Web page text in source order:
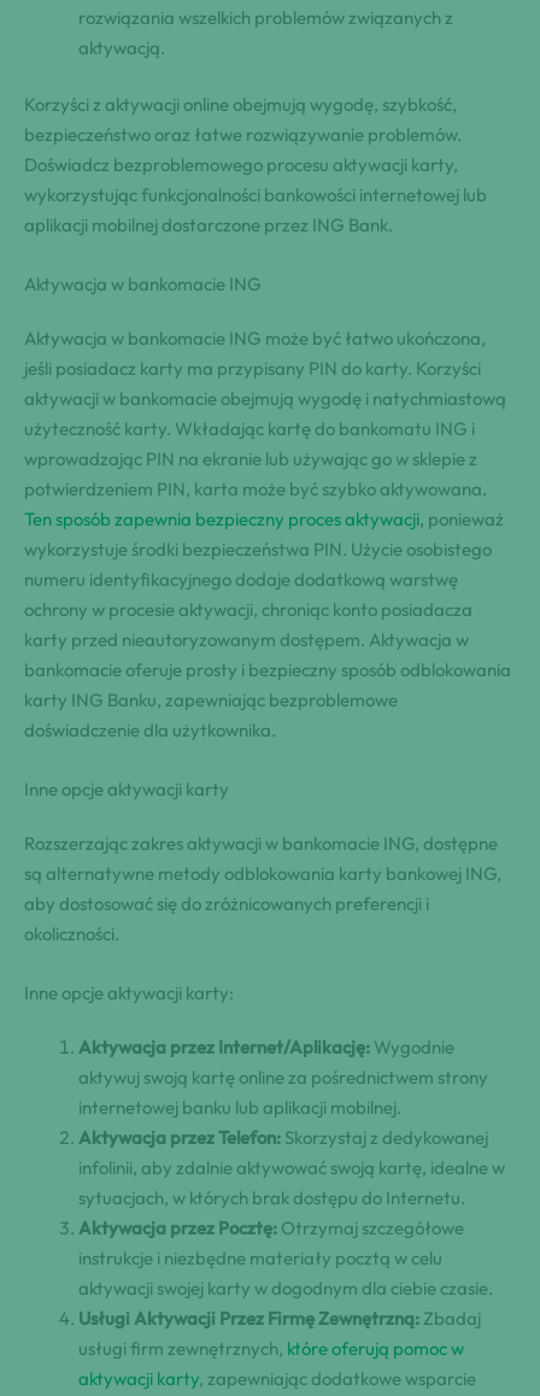
rozwiązania wszelkich problemów związanych z
aktywacją.
Korzyści z aktywacji online obejmują wygodę, szybkość,
bezpieczeństwo oraz łatwe rozwiązywanie problemów.
Doświadcz bezproblemowego procesu aktywacji karty,
wykorzystując funkcjonalności bankowości internetowej lub
aplikacji mobilnej dostarczone przez ING Bank.
Aktywacja w bankomacie ING
Aktywacja w bankomacie ING może być łatwo ukończona,
jeśli posiadacz karty ma przypisany PIN do karty. Korzyści
aktywacji w bankomacie obejmują wygodę i natychmiastową
użyteczność karty. Wkładając kartę do bankomatu ING i
wprowadzając PIN na ekranie lub używając go w sklepie z
potwierdzeniem PIN, karta może być szybko aktywowana.
Ten sposób zapewnia bezpieczny proces aktywacji, ponieważ
wykorzystuje środki bezpieczeństwa PIN. Użycie osobistego
numeru identyfikacyjnego dodaje dodatkową warstwę
ochrony w procesie aktywacji, chroniąc konto posiadacza
karty przed nieautoryzowanym dostępem. Aktywacja w
bankomacie oferuje prosty i bezpieczny sposób odblokowania
karty ING Banku, zapewniając bezproblemowe
doświadczenie dla użytkownika.
Inne opcje aktywacji karty
Rozszerzając zakres aktywacji w bankomacie ING, dostępne
są alternatywne metody odblokowania karty bankowej ING,
aby dostosować się do zróżnicowanych preferencji i
okoliczności.
Inne opcje aktywacji karty:
Aktywacja przez Internet/Aplikację: Wygodnie
aktywuj swoją kartę online za pośrednictwem strony
internetowej banku lub aplikacji mobilnej.
Aktywacja przez Telefon: Skorzystaj z dedykowanej
infolinii, aby zdalnie aktywować swoją kartę, idealne w
sytuacjach, w których brak dostępu do Internetu.
Aktywacja przez Pocztę: Otrzymaj szczegółowe
instrukcje i niezbędne materiały pocztą w celu
aktywacji swojej karty w dogodnym dla ciebie czasie.
Usługi Aktywacji Przez Firmę Zewnętrzną: Zbadaj
usługi firm zewnętrznych, które oferują pomoc w
aktywacji karty, zapewniając dodatkowe wsparcie